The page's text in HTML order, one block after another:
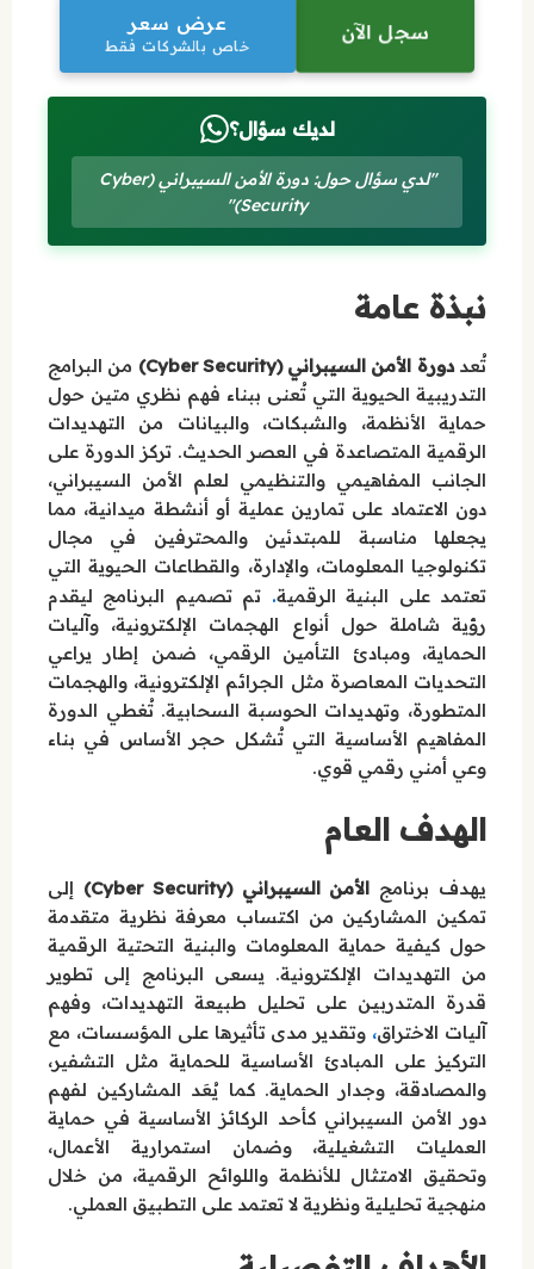
سجل الآن عرض سعر
خاص بالشركات فقط
لديك سؤال؟
"لدي سؤال حول: دورة الأمن السيبراني (Cyber
Security)"
نبذة عامة
تُعددورة الأمن السيبراني (Cyber Security)
من البرامج
التدريبية الحيوية التي تُعنى ببناء فهم نظري متين حول
حماية الأنظمة، والشبكات، والبيانات من التهديدات
الرقمية المتصاعدة في العصر الحديث. تركز الدورة على
الجانب المفاهيمي والتنظيمي لعلم الأمن السيبراني،
دون الاعتماد على تمارين عملية أو أنشطة ميدانية، مما
يجعلها مناسبة للمبتدئين والمحترفين في مجال
تكنولوجيا المعلومات، والإدارة، والقطاعات الحيوية التي
تعتمد على البنية الرقمية. تم تصميم البرنامج ليقدم
رؤية شاملة حول أنواع الهجمات الإلكترونية، وآليات
الحماية، ومبادئ التأمين الرقمي، ضمن إطار يراعي
التحديات المعاصرة مثل الجرائم الإلكترونية، والهجمات
المتطورة، وتهديدات الحوسبة السحابية. تُغطي الدورة
المفاهيم الأساسية التي تُشكل حجر الأساس في بناء
وعي أمني رقمي قوي.
الهدف العام
يهدف برنامج الأمن السيبراني (Cyber Security)
إلى
تمكين المشاركين من اكتساب معرفة نظرية متقدمة
حول كيفية حماية المعلومات والبنية التحتية الرقمية
من التهديدات الإلكترونية. يسعى البرنامج إلى تطوير
قدرة المتدربين على تحليل طبيعة التهديدات، وفهم
آليات الاختراق، وتقدير مدى تأثيرها على المؤسسات، مع
التركيز على المبادئ الأساسية للحماية مثل التشفير،
والمصادقة، وجدار الحماية. كما يُعَد المشاركين لفهم
دور الأمن السيبراني كأحد الركائز الأساسية في حماية
العمليات التشغيلية، وضمان استمرارية الأعمال،
وتحقيق الامتثال للأنظمة واللوائح الرقمية، من خلال
منهجية تحليلية ونظرية لا تعتمد على التطبيق العملي.